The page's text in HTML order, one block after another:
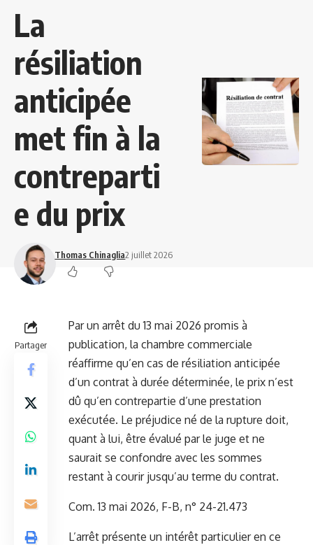
La
résiliation
anticipée
met fin à la
contreparti
e du prix
Thomas Chinaglia2 juillet 2026
Partager
Par un arrêt du 13 mai 2026 promis à
publication, la chambre commerciale
réaffirme qu’en cas de résiliation anticipée
d’un contrat à durée déterminée, le prix n’est
dû qu’en contrepartie d’une prestation
exécutée. Le préjudice né de la rupture doit,
quant à lui, être évalué par le juge et ne
saurait se confondre avec les sommes
restant à courir jusqu’au terme du contrat.
Com. 13 mai 2026, F-B, n° 24-21.473
L’arrêt présente un intérêt particulier en ce